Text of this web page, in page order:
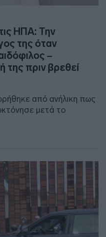
ΗΠΑ: Την
της όταν
–
της πριν βρεθεί
από ανήλικη πως
μετά το